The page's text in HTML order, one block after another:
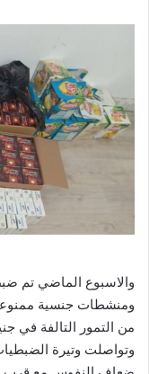
من التمور التالفة في